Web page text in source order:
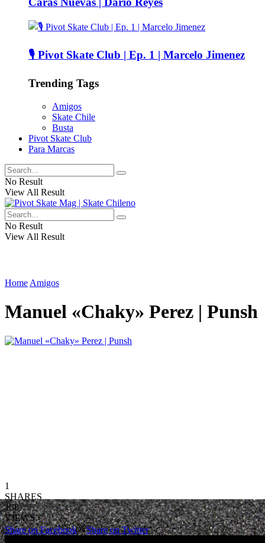
🎙️ Pivot Skate Club | Ep. 1 | Marcelo Jimenez
Trending Tags
Amigos
Skate Chile
Busta
Pivot Skate Club
Para Marcas
No Result
View All Result
No Result
View All Result
Home Amigos
Manuel «Chaky» Perez | Punsh
1
SHARES
138
VIEWS
Share on Facebook
Share on Twitter